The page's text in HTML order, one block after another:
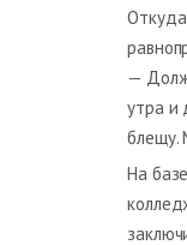
—
утра и
блещу.
На